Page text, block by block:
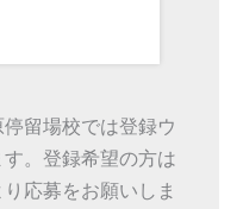
留場校では登録ウ
。登録希望の方は
り応募をお願いしま